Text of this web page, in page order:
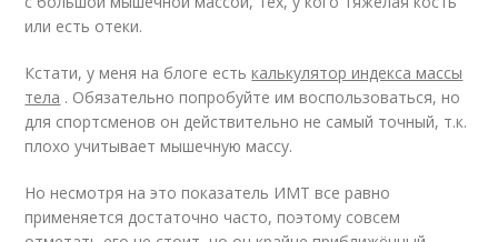
или есть отеки.
Кстати, у меня на блоге естькалькулятор индекса массы
тела . Обязательно попробуйте им воспользоваться, но
для спортсменов он действительно не самый точный, т.к.
плохо учитывает мышечную массу.
Но несмотря на это показатель ИМТ все равно
применяется достаточно часто, поэтому совсем